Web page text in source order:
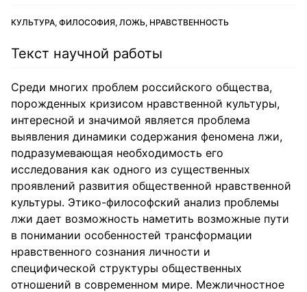
КУЛЬТУРА, ФИЛОСОФИЯ, ЛОЖЬ, НРАВСТВЕННОСТЬ
Текст научной работы
Среди многих проблем российского общества,
порожденных кризисом нравственной культуры,
интересной и значимой является проблема
выявления динамики содержания феномена лжи,
подразумевающая необходимость его
исследования как одного из существенных
проявлений развития общественной нравственной
культуры. Этико-философский анализ проблемы
лжи дает возможность наметить возможные пути
в понимании особенностей трансформации
нравственного сознания личности и
специфической структуры общественных
отношений в современном мире. Межличностное